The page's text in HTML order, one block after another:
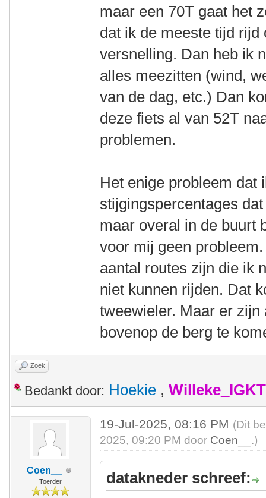
maar een 70T gaat het
dat ik de meeste tijd
versnelling. Dan heb ik
alles meezitten (wind,
van de dag, etc.) Dan
deze fiets al van 52T
problemen.
Het enige probleem dat
stijgingspercentages
maar overal in de buurt
voor mij geen
aantal routes zijn die ik
niet kunnen rijden. Dat
tweewieler. Maar er
bovenop de berg te
Zoek
Bedankt door: Hoekie , Willeke_IGKT
Coen__
Toerder
19-Jul-2025, 08:16 PM (Dit
2025, 09:20 PM door Coen__ .)
datakneder schreef: